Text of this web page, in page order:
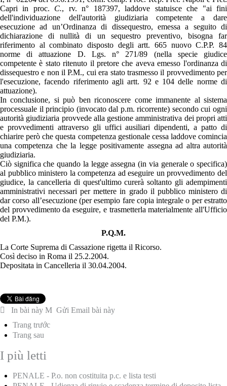
Capri in proc. C., rv. n° 187397, laddove statuisce che "ai fini
dell'individuazione dell'autorità giudiziaria competente a dare
esecuzione ad un’Ordinanza di dissequestro, emessa a seguito di
dichiarazione di nullità di un sequestro preventivo, bisogna far
riferimento al combinato disposto degli artt. 665 nuovo C.P.P. 84
norme di attuazione D. Lgs. n° 271/89 (nella specie giudice
competente è stato ritenuto il pretore che aveva emesso l'ordinanza di
dissequestro e non il P.M., cui era stato trasmesso il provvedimento per
l'esecuzione, facendo riferimento agli artt. 92 e 104 delle norme di
attuazione).
In conclusione, si può ben riconoscere come immanente al sistema
processuale il principio (invocato dal p.m. ricorrente) secondo cui ogni
autorità giudiziaria provvede alla gestione amministrativa dei propri atti
e provvedimenti attraverso gli uffici ausiliari dipendenti, a patto di
chiarire però che questa competenza gestionale cessa laddove comincia
una competenza che la legge positivamente assegna ad altra autorità
giudiziaria.
Ciò significa che quando la legge assegna (in via generale o specifica)
al pubblico ministero la competenza ad eseguire un provvedimento del
giudice, la cancelleria di quest'ultimo curerà soltanto gli adempimenti
amministrativi necessari per mettere in grado il pubblico ministero di
dar corso all’esecuzione (per esempio fare copia integrale o per estratto
del provvedimento da eseguire, e trasmetterla materialmente all'Ufficio
del P.M.).
P.Q.M.
La Corte Suprema di Cassazione rigetta il Ricorso.
Così deciso in Roma il 25.2.2004.
Depositata in Cancelleria il 30.04.2004.
In bài này
Gửi Email bài này
Trang trước
Trang sau
I più letti
PENALE - P.o. non costituita p.c. e lista testi